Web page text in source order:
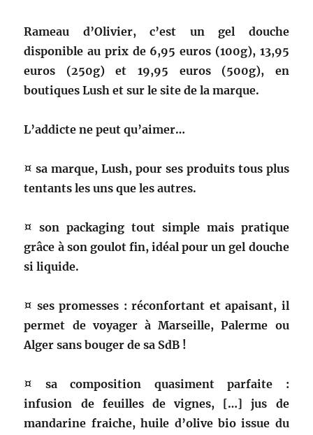
Rameau d’Olivier, c’est un gel douche
disponible au prix de 6,95 euros (100g), 13,95
euros (250g) et 19,95 euros (500g), en
boutiques Lush et sur le site de la marque.
L’addicte ne peut qu’aimer…
¤ sa marque, Lush, pour ses produits tous plus
tentants les uns que les autres.
¤ son packaging tout simple mais pratique
grâce à son goulot fin, idéal pour un gel douche
si liquide.
¤ ses promesses : réconfortant et apaisant, il
permet de voyager à Marseille, Palerme ou
Alger sans bouger de sa SdB !
¤ sa composition quasiment parfaite :
infusion de feuilles de vignes, […] jus de
mandarine fraiche, huile d’olive bio issue du